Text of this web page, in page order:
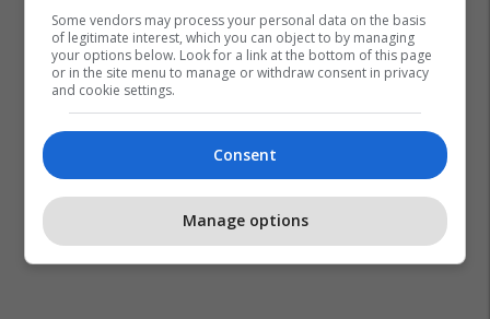
Some vendors may process your personal data on the basis
of legitimate interest, which you can object to by managing
your options below. Look for a link at the bottom of this page
or in the site menu to manage or withdraw consent in privacy
and cookie settings.
Consent
Manage options